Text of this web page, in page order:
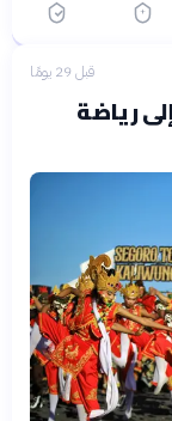
قبل 29 يومًا
رياضة